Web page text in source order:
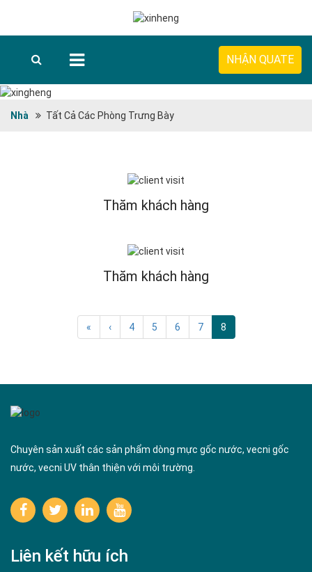
NHẬN QUATE
Nhà Tất Cả Các Phòng Trưng Bày
Thăm khách hàng
Thăm khách hàng
« ‹ 4 5 6 7 8
Chuyên sản xuất các sản phẩm dòng mực gốc nước, vecni gốc
nước, vecni UV thân thiện với môi trường.
Liên kết hữu ích